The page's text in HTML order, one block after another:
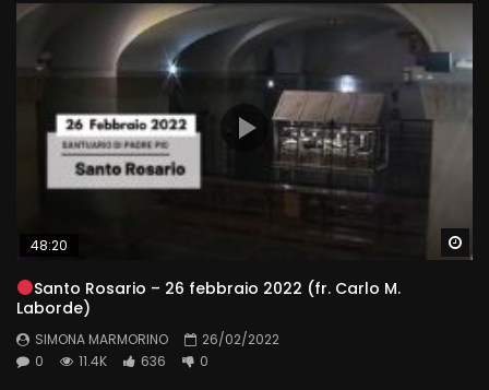
48:20
Santo Rosario – 26 febbraio 2022 (fr. Carlo M.
Laborde)
SIMONA MARMORINO
26/02/2022
0
11.4K 636 0